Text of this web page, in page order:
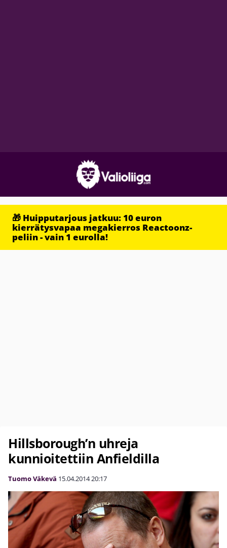
🎁 Huipputarjous jatkuu: 10 euron
kierrätysvapaa megakierros Reactoonz-
peliin - vain 1 eurolla!
Hillsborough’n uhreja
kunnioitettiin Anfieldilla
Tuomo Väkevä 15.04.201420:17